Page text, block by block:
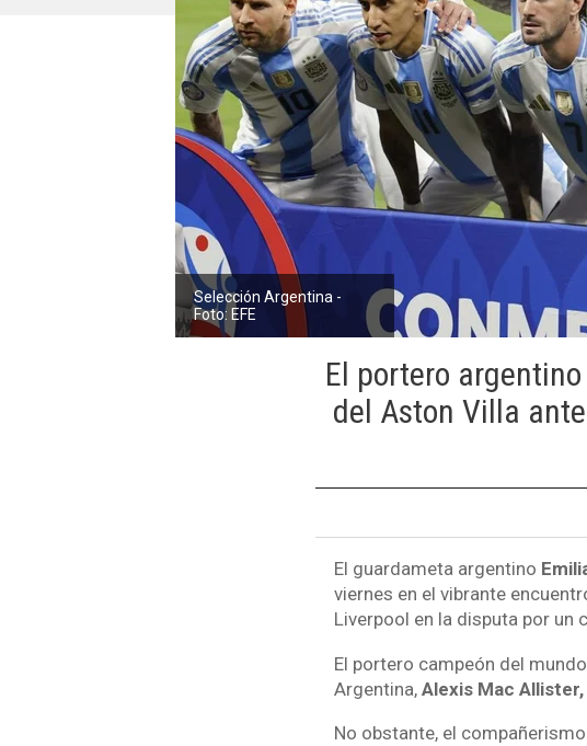
Selección Argentina -
Foto: EFE
El portero
del Aston Villa
El guardameta argentino
viernes en el vibrante
Liverpool en la disputa por un
El portero campeón del
Argentina, Alexis Mac
No obstante, el